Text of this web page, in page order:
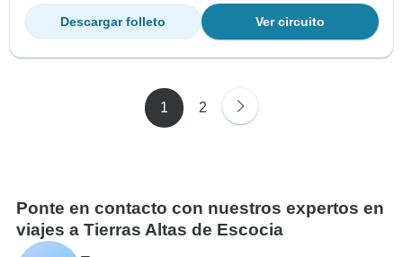
Ver circuito
Descargar folleto
1 2
Ponte en contacto con nuestros expertos en
viajes a Tierras Altas de Escocia